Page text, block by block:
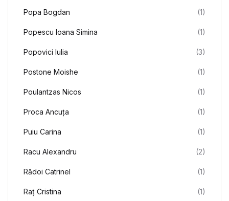
Popa Bogdan (1)
Popescu Ioana Simina (1)
Popovici Iulia (3)
Postone Moishe (1)
Poulantzas Nicos (1)
Proca Ancuţa (1)
Puiu Carina (1)
Racu Alexandru (2)
Rădoi Catrinel (1)
Raț Cristina (1)